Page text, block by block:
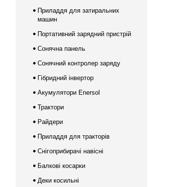
Приладдя для затиральних
машин
Портативний зарядний пристрій
Сонячна панель
Сонячний контролер заряду
Гібридний інвертор
Акумулятори Enersol
Трактори
Райдери
Приладдя для тракторів
Снігоприбирачі навісні
Балкові косарки
Деки косильні